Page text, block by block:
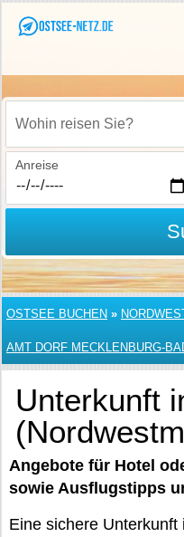
Wohin reisen Sie?
Anreise
OSTSEE BUCHEN »
AMT DORF MECKLENBURG-
Unterkunft
Angebote für Hotel
sowie Ausflugstipps
Eine sichere